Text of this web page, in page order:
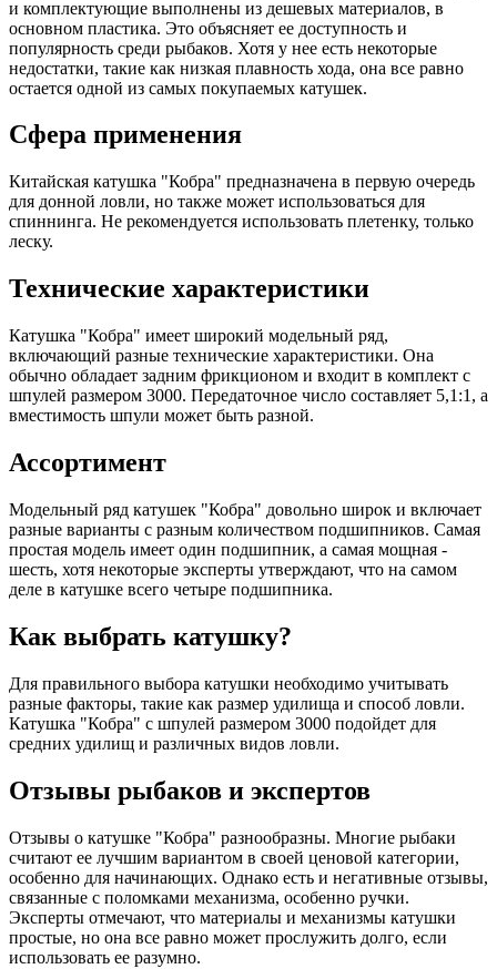
и комплектующие выполнены из дешевых материалов, в
основном пластика. Это объясняет ее доступность и
популярность среди рыбаков. Хотя у нее есть некоторые
недостатки, такие как низкая плавность хода, она все равно
остается одной из самых покупаемых катушек.
Сфера применения
Китайская катушка "Кобра" предназначена в первую очередь
для донной ловли, но также может использоваться для
спиннинга. Не рекомендуется использовать плетенку, только
леску.
Технические характеристики
Катушка "Кобра" имеет широкий модельный ряд,
включающий разные технические характеристики. Она
обычно обладает задним фрикционом и входит в комплект с
шпулей размером 3000. Передаточное число составляет 5,1:1, а
вместимость шпули может быть разной.
Ассортимент
Модельный ряд катушек "Кобра" довольно широк и включает
разные варианты с разным количеством подшипников. Самая
простая модель имеет один подшипник, а самая мощная -
шесть, хотя некоторые эксперты утверждают, что на самом
деле в катушке всего четыре подшипника.
Как выбрать катушку?
Для правильного выбора катушки необходимо учитывать
разные факторы, такие как размер удилища и способ ловли.
Катушка "Кобра" с шпулей размером 3000 подойдет для
средних удилищ и различных видов ловли.
Отзывы рыбаков и экспертов
Отзывы о катушке "Кобра" разнообразны. Многие рыбаки
считают ее лучшим вариантом в своей ценовой категории,
особенно для начинающих. Однако есть и негативные отзывы,
связанные с поломками механизма, особенно ручки.
Эксперты отмечают, что материалы и механизмы катушки
простые, но она все равно может прослужить долго, если
использовать ее разумно.